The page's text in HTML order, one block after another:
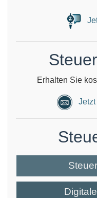
Erhalten Sie